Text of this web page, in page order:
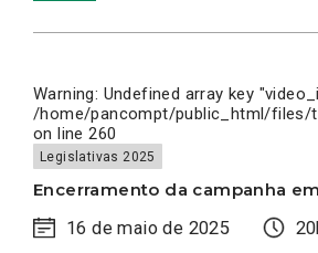
Warning: Undefined array key
/home/pancompt/public_html/files/
on line260
Legislativas 2025
Encerramento da campanha
16 de maio de 2025